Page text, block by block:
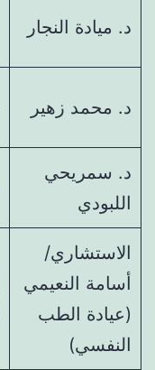
د. ميادة النجار
د. محمد زهير
د. سمريحي
اللبودي
الاستشاري/
أسامة النعيمي
(عيادة الطب
النفسي)